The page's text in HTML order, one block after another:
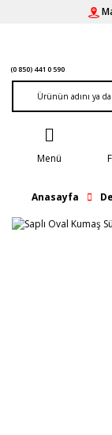
(0 850) 441 0 590
Menü
Anasayfa